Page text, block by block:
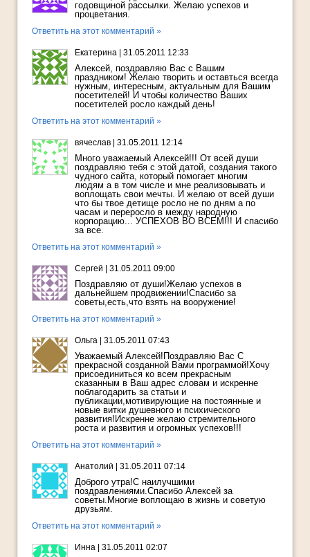
годовщиной рассылки. Желаю успехов и
процветания.
Ответить на этот комментарий »
Екатерина 31.05.2011 12:33
Алексей, поздравляю Вас с Вашим
праздником! Желаю творить и оставться всегда
нужным, интересным, актуальным для Вашим
посетителей! И чтобы количество Ваших
посетителей росло каждый день!
Ответить на этот комментарий »
вячеслав 31.05.2011 12:14
Много уважаемый Алексей!!! От всей души
поздравляю тебя с этой датой, создания такого
чудного сайта, который помогает многим
людям а в том числе и мне реализовывать и
воплощать свои мечты. И желаю от всей души
что бы твое детище росло не по дням а по
часам и переросло в между народную
корпорацию... УСПЕХОВ ВО ВСЕМ!!! И спасибо
за все.
Ответить на этот комментарий »
Сергей 31.05.2011 09:00
Поздравляю от души!Желаю успехов в
дальнейшем продвижении!Спасибо за
советы,есть,что взять на вооружение!
Ответить на этот комментарий »
Ольга 31.05.2011 07:43
Уважаемый Алексей!Поздравляю Вас С
прекрасной созданной Вами программой!Хочу
присоединиться ко всем прекрасным
сказанным в Ваш адрес словам и искренне
поблагодарить за статьи и
публикации,мотивирующие на постоянные и
новые витки душевного и психического
развития!Искренне желаю стремительного
роста и развития и огромных успехов!!!
Ответить на этот комментарий »
Анатолий 31.05.2011 07:14
Доброго утра!С наилучшими
поздравлениями.Спасибо Алексей за
советы.Многие воплощаю в жизнь и советую
друзьям.
Ответить на этот комментарий »
Инна 31.05.2011 02:07